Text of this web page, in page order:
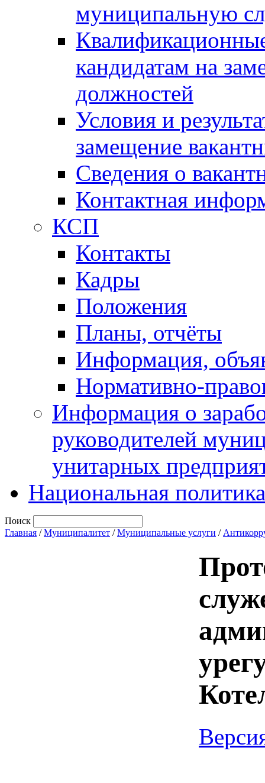
муниципальную
кандидатам на
должностей
Условия и
замещение
Сведения о
Контактная
КСП
Контакты
Кадры
Положения
Планы, отчёты
Информация,
Нормативно-
Информация о
руководителей
унитарных
Национальная политика
Поиск
Главная /Муниципалитет /Муниципальные услуги /